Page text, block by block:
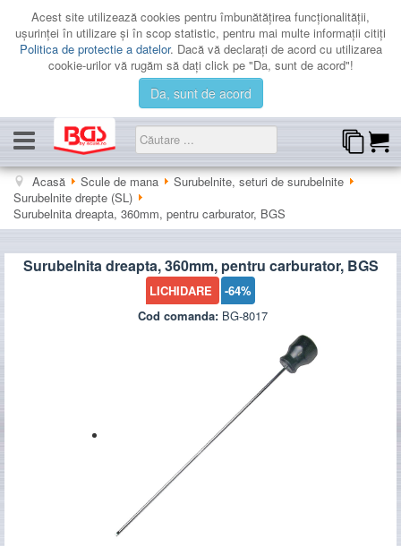
Acest site utilizează cookies pentru îmbunătăţirea funcţionalităţii,
uşurinţei în utilizare şi în scop statistic, pentru mai multe informaţii citiţi
Politica de protectie a datelor. Dacă vă declaraţi de acord cu utilizarea
cookie-urilor vă rugăm să daţi click pe "Da, sunt de acord"!
Da, sunt de acord
CATEGORII
PROMOTII
CATALOAGE
Acasă Scule de mana
Surubelnite, seturi de surubelnite
Surubelnite drepte (SL)
Surubelnita dreapta, 360mm, pentru carburator, BGS
Surubelnita dreapta, 360mm, pentru carburator, BGS
LICHIDARE
-64%
Cod comanda: BG-8017